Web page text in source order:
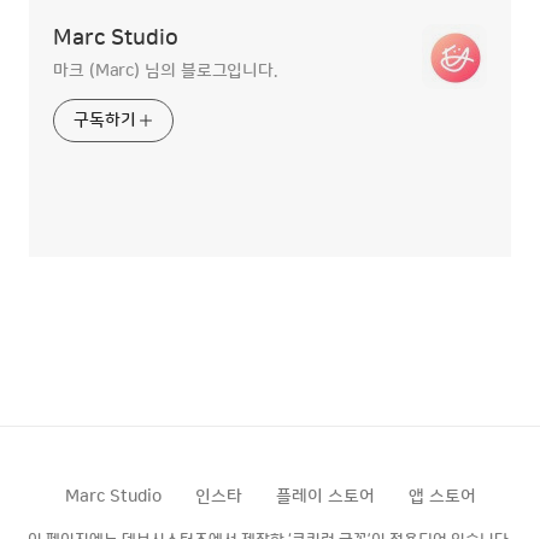
Marc Studio
마크 (Marc) 님의 블로그입니다.
구독하기
Marc Studio 인스타 플레이 스토어 앱 스토어